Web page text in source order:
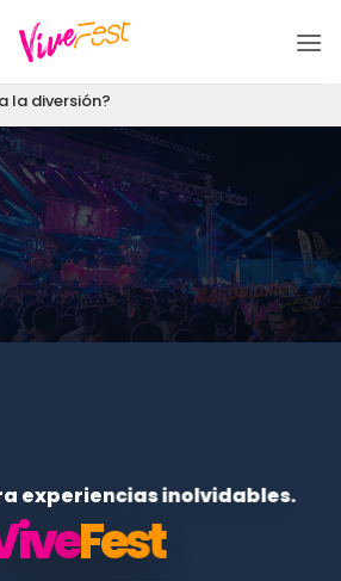
la diversión?
experiencias inolvidables.
Fest